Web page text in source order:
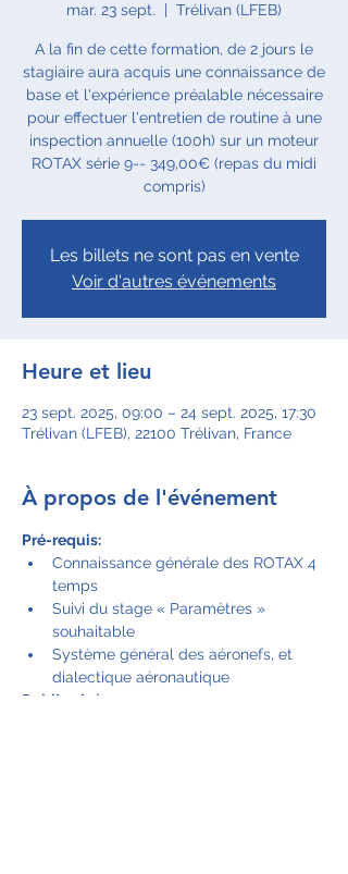
mar. 23 sept.
  |
Trélivan (LFEB)
A la fin de cette formation, de 2 jours le
stagiaire aura acquis une connaissance de
base et l'expérience préalable nécessaire
pour effectuer l'entretien de routine à une
inspection annuelle (100h) sur un moteur
ROTAX série 9-- 349,00€ (repas du midi
compris)
Les billets ne sont pas en vente
Voir d'autres événements
Heure et lieu
23 sept. 2025, 09:00 – 24 sept. 2025, 17:30
Trélivan (LFEB), 22100 Trélivan, France
À propos de l'événement
Pré-requis:
Connaissance générale des ROTAX 4
temps
Suivi du stage « Paramètres »
souhaitable
Système général des aéronefs, et
dialectique aéronautique
Public visé: